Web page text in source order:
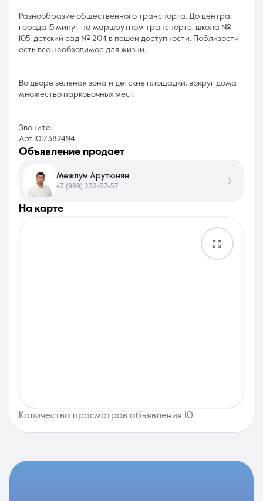
Разнообразие общественного транспорта. До центра
города 15 минут на маршрутном транспорте, школа №
105, детский сад № 204 в пешей доступности. Поблизости
есть все необходимое для жизни.
Во дворе зеленая зона и детские площадки, вокруг дома
множество парковочных мест.
Звоните.
Арт.1017382494
на карте
Количество просмотров объявления 10
объявление продает
Межлум Арутюнян
+7 (989) 232-57-57